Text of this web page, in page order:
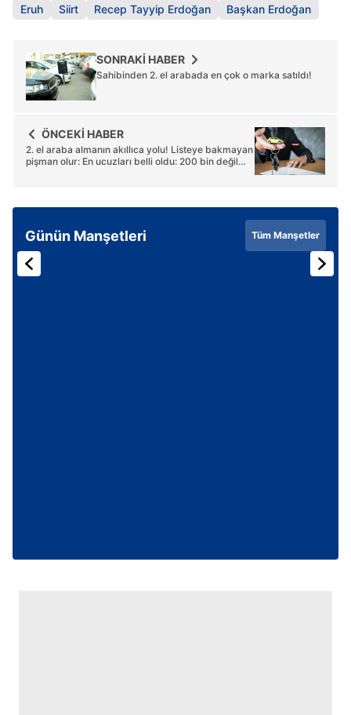
Eruh Siirt Recep Tayyip Erdoğan Başkan Erdoğan
SONRAKİ HABER
Sahibinden 2. el arabada en çok o marka satıldı!
ÖNCEKİ HABER
2. el araba almanın akıllıca yolu! Listeye bakmayan
pişman olur: En ucuzları belli oldu: 200 bin değil
Günün Manşetleri Tüm Manşetler